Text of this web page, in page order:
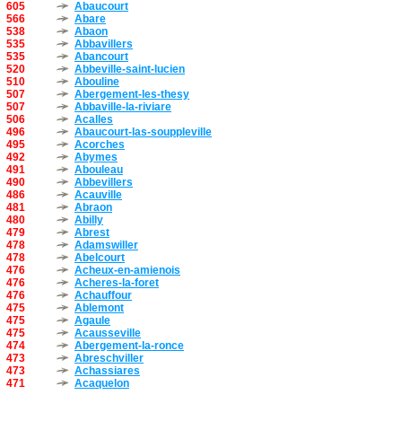
605
Abaucourt
566
Abare
538
Abaon
535
Abbavillers
535
Abancourt
520
Abbeville-saint-lucien
510
Abouline
507
Abergement-les-thesy
507
Abbaville-la-riviare
506
Acalles
496
Abaucourt-las-souppleville
495
Acorches
492
Abymes
491
Abouleau
490
Abbevillers
486
Acauville
481
Abraon
480
Abilly
479
Abrest
478
Adamswiller
478
Abelcourt
476
Acheux-en-amienois
476
Acheres-la-foret
476
Achauffour
475
Ablemont
475
Agaule
475
Acausseville
474
Abergement-la-ronce
473
Abreschviller
473
Achassiares
471
Acaquelon